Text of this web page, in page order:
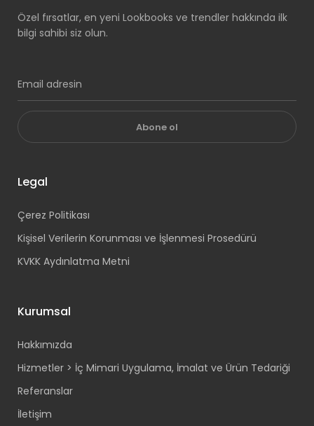
Özel fırsatlar, en yeni Lookbooks ve trendler hakkında ilk
bilgi sahibi siz olun.
Abone ol
Legal
Çerez Politikası
Kişisel Verilerin Korunması ve İşlenmesi Prosedürü
KVKK Aydınlatma Metni
Kurumsal
Hakkımızda
Hizmetler > İç Mimari Uygulama, İmalat ve Ürün Tedariği
Referanslar
İletişim